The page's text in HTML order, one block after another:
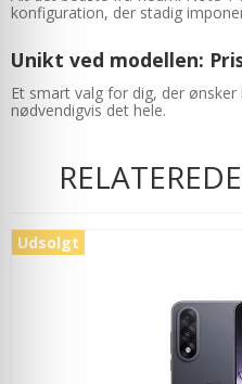
konfiguration, der stadig
Unikt ved modellen:
Et smart valg for dig, der ønsker
nødvendigvis det hele.
Udsolgt